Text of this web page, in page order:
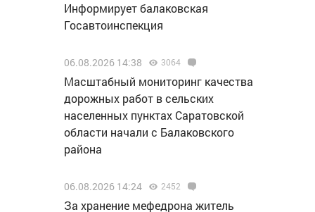
Информирует балаковская
Госавтоинспекция
06.08.2026 14:38 3064
Масштабный мониторинг качества
дорожных работ в сельских
населенных пунктах Саратовской
области начали с Балаковского
района
06.08.2026 14:24 2452
За хранение мефедрона житель